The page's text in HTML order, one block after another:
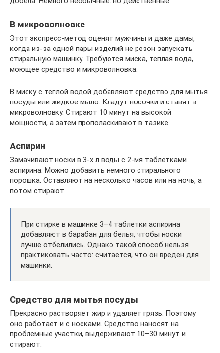
В микроволновке
Этот экспресс-метод оценят мужчины и даже дамы,
когда из-за одной пары изделий не резон запускать
стиральную машинку. Требуются миска, теплая вода,
моющее средство и микроволновка.
В миску с теплой водой добавляют средство для мытья
посуды или жидкое мыло. Кладут носочки и ставят в
микроволновку. Стирают 10 минут на высокой
мощности, а затем прополаскивают в тазике.
Аспирин
Замачивают носки в 3-х л воды с 2-мя таблетками
аспирина. Можно добавить немного стирального
порошка. Оставляют на несколько часов или на ночь, а
потом стирают.
При стирке в машинке 3–4 таблетки аспирина
добавляют в барабан для белья, чтобы носки
лучше отбелились. Однако такой способ нельзя
практиковать часто: считается, что он вреден для
машинки.
Средство для мытья посуды
Прекрасно растворяет жир и удаляет грязь. Поэтому
оно работает и с носками. Средство наносят на
проблемные участки, выдерживают 10–30 минут и
стирают.